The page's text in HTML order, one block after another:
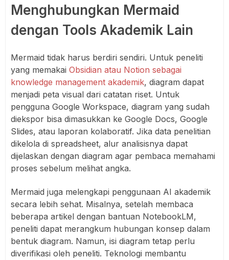
Menghubungkan Mermaid
dengan Tools Akademik Lain
Mermaid tidak harus berdiri sendiri. Untuk peneliti
yang memakai Obsidian atau Notion sebagai
knowledge management akademik, diagram dapat
menjadi peta visual dari catatan riset. Untuk
pengguna Google Workspace, diagram yang sudah
diekspor bisa dimasukkan ke Google Docs, Google
Slides, atau laporan kolaboratif. Jika data penelitian
dikelola di spreadsheet, alur analisisnya dapat
dijelaskan dengan diagram agar pembaca memahami
proses sebelum melihat angka.
Mermaid juga melengkapi penggunaan AI akademik
secara lebih sehat. Misalnya, setelah membaca
beberapa artikel dengan bantuan NotebookLM,
peneliti dapat merangkum hubungan konsep dalam
bentuk diagram. Namun, isi diagram tetap perlu
diverifikasi oleh peneliti. Teknologi membantu